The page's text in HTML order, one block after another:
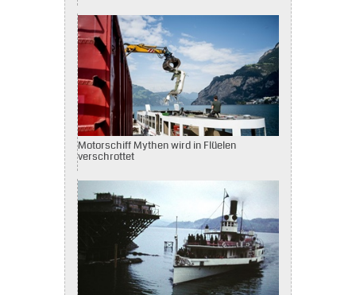
Motorschiff Mythen wird in Flüelen
verschrottet